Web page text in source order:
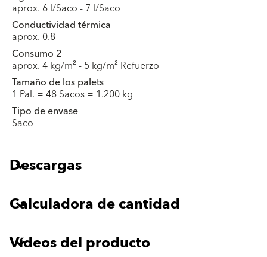
aprox. 6 l/Saco - 7 l/Saco
Conductividad térmica
aprox. 0.8
Consumo 2
aprox. 4 kg/m² - 5 kg/m² Refuerzo
Tamaño de los palets
1 Pal. = 48 Sacos = 1.200 kg
Tipo de envase
Saco
Descargas
Calculadora de cantidad
Vídeos del producto